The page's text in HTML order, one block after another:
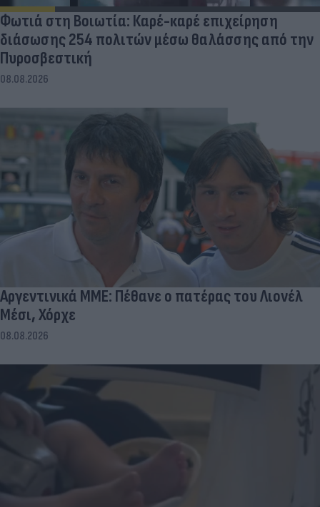
Φωτιά στη Βοιωτία: Καρέ-καρέ επιχείρηση
διάσωσης 254 πολιτών μέσω θαλάσσης από την
Πυροσβεστική
08.08.2026
Αργεντινικά ΜΜΕ: Πέθανε ο πατέρας του Λιονέλ
Μέσι, Χόρχε
08.08.2026